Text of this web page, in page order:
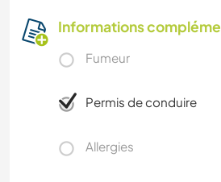
Informations
Fumeur
Permis de conduire
Allergies